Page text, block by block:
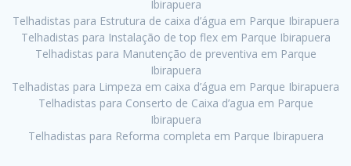
Ibirapuera
Telhadistas para Estrutura de caixa d’água em Parque Ibirapuera
Telhadistas para Instalação de top flex em Parque Ibirapuera
Telhadistas para Manutenção de preventiva em Parque
Ibirapuera
Telhadistas para Limpeza em caixa d’água em Parque Ibirapuera
Telhadistas para Conserto de Caixa d’agua em Parque
Ibirapuera
Telhadistas para Reforma completa em Parque Ibirapuera